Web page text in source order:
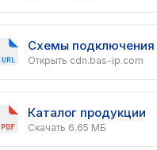
Схемы подключения
Открыть cdn.bas-ip.com
Каталог продукции
Скачать 6.65 МБ